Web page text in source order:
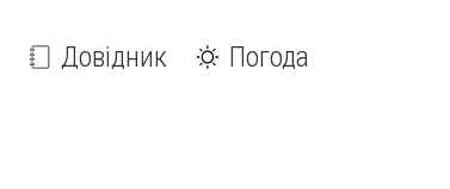
Довідник Погода